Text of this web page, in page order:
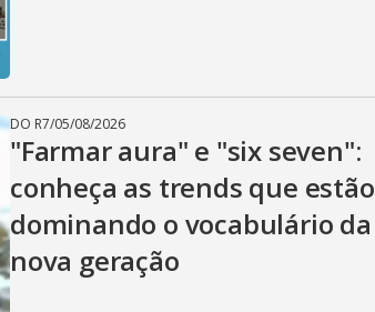
DO R7/05/08/2026
"Farmar aura" e "six seven":
conheça as trends que estão
dominando o vocabulário da
nova geração